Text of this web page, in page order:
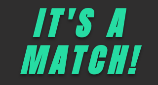
IT'S A
MATCH!